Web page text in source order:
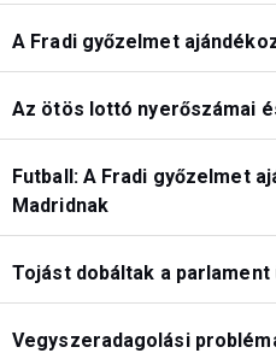
A Fradi győzelmet
Az ötös lottó nyerőszámai
Futball: A Fradi győzelmet
Madridnak
Tojást dobáltak a parlament
Vegyszeradagolási